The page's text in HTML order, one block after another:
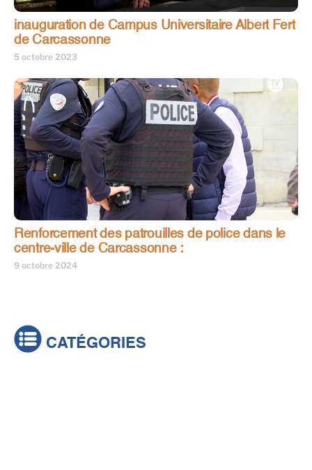
inauguration de Campus Universitaire Albert Fert
de Carcassonne
5 octobre 2023
Renforcement des patrouilles de police dans le
centre-ville de Carcassonne :
9 octobre 2024
CATÉGORIES